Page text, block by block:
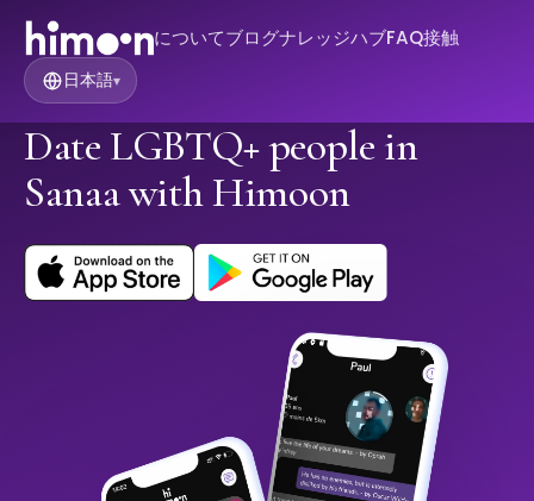
についてブログナレッジハブFAQ接触
日本語▾
Date LGBTQ+ people in
Sanaa with Himoon